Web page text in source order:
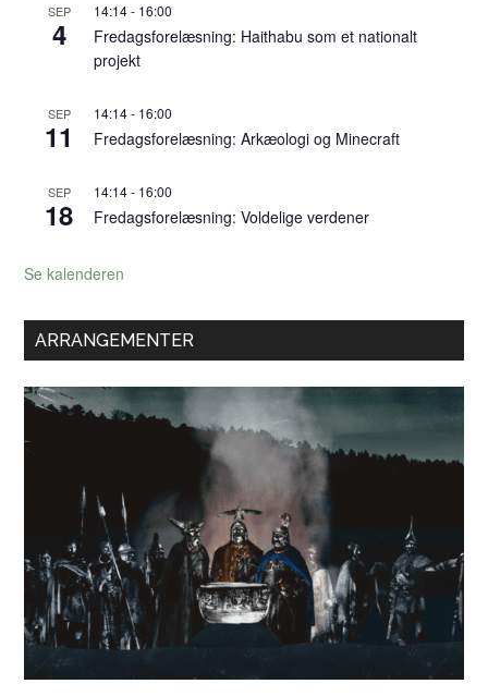
SEP
4
14:14- 16:00
Fredagsforelæsning: Haithabu som et nationalt
projekt
SEP
11
14:14- 16:00
Fredagsforelæsning: Arkæologi og Minecraft
SEP
18
14:14- 16:00
Fredagsforelæsning: Voldelige verdener
Se kalenderen
ARRANGEMENTER